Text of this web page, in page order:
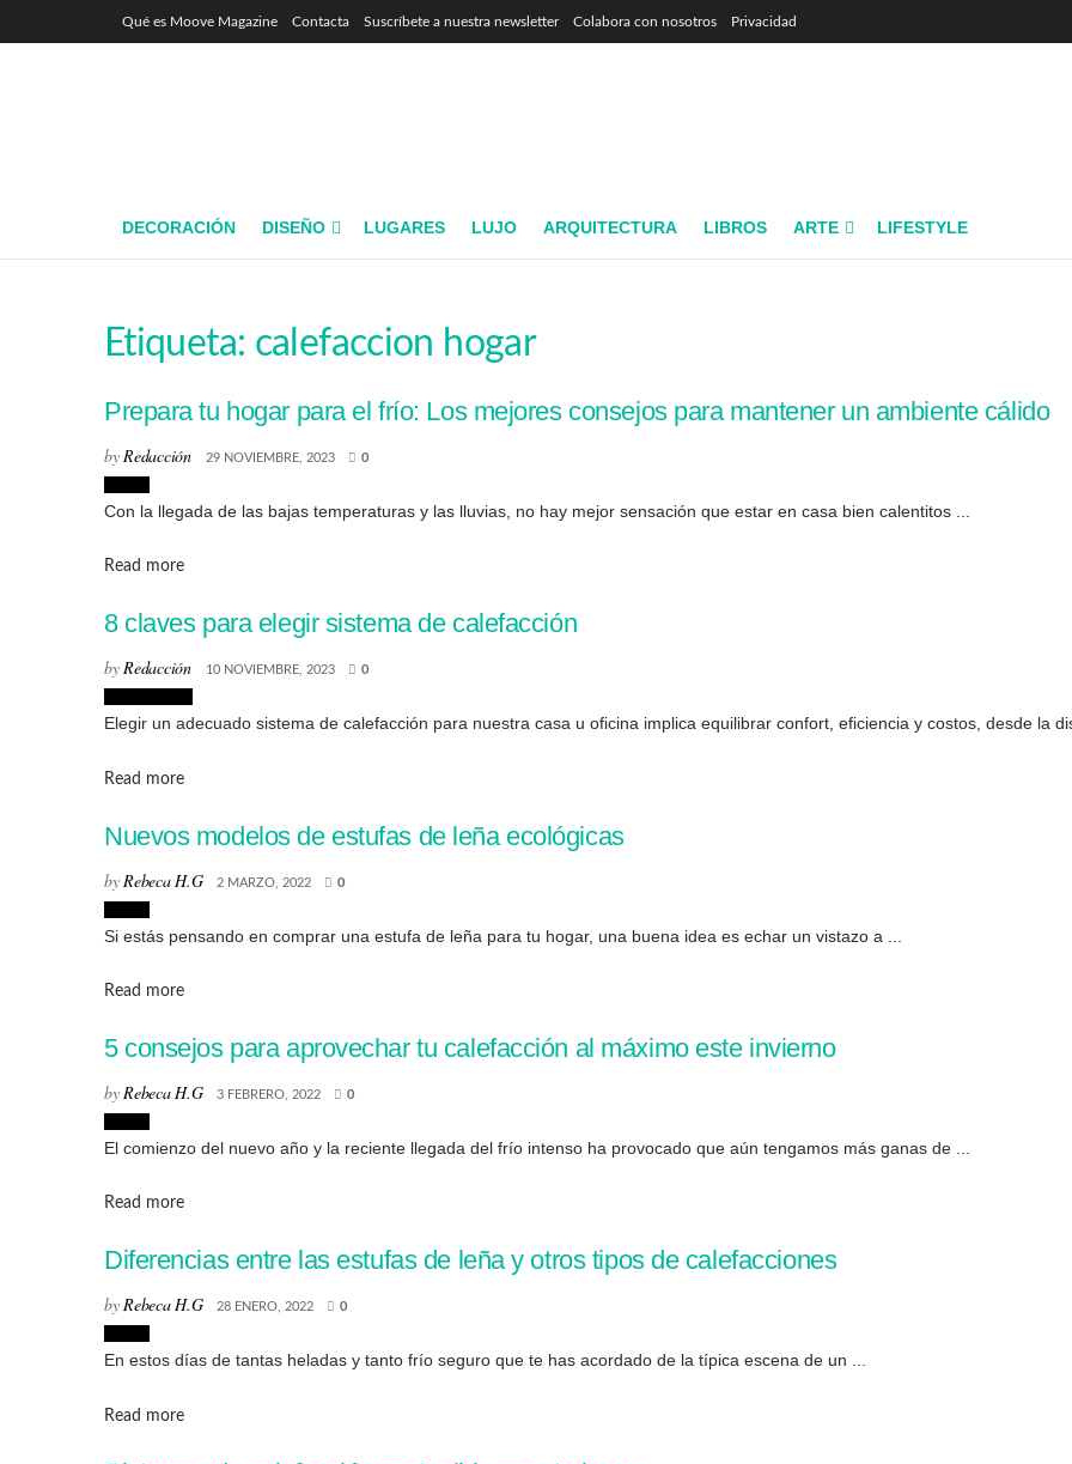
Qué es Moove Magazine Contacta Suscríbete a nuestra newsletter Colabora con nosotros Privacidad
DECORACIÓN DISEÑO LUGARES LUJO ARQUITECTURA LIBROS ARTE LIFESTYLE
Etiqueta: calefaccion hogar
Prepara tu hogar para el frío: Los mejores consejos para mantener un ambiente cálido
byRedacción 29 NOVIEMBRE, 2023 0
Con la llegada de las bajas temperaturas y las lluvias, no hay mejor sensación que estar en casa bien calentitos ...
Read moreDetails
8 claves para elegir sistema de calefacción
byRedacción 10 NOVIEMBRE, 2023 0
Elegir un adecuado sistema de calefacción para nuestra casa u oficina implica equilibrar confort, eficiencia y costos, desde la
Read moreDetails
Nuevos modelos de estufas de leña ecológicas
by Rebeca H.G 2 MARZO, 2022 0
Si estás pensando en comprar una estufa de leña para tu hogar, una buena idea es echar un vistazo a ...
Read moreDetails
5 consejos para aprovechar tu calefacción al máximo este invierno
byRebeca H.G 3 FEBRERO, 2022 0
El comienzo del nuevo año y la reciente llegada del frío intenso ha provocado que aún tengamos más ganas de ...
Read moreDetails
Diferencias entre las estufas de leña y otros tipos de calefacciones
byRebeca H.G 28 ENERO, 2022 0
En estos días de tantas heladas y tanto frío seguro que te has acordado de la típica escena de un ...
Read moreDetails